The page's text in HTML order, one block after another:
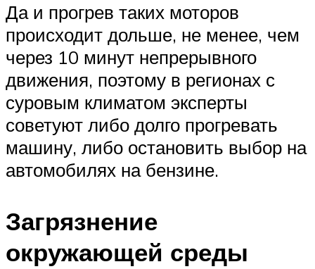
Да и прогрев таких моторов
происходит дольше, не менее, чем
через 10 минут непрерывного
движения, поэтому в регионах с
суровым климатом эксперты
советуют либо долго прогревать
машину, либо остановить выбор на
автомобилях на бензине.
Загрязнение
окружающей среды